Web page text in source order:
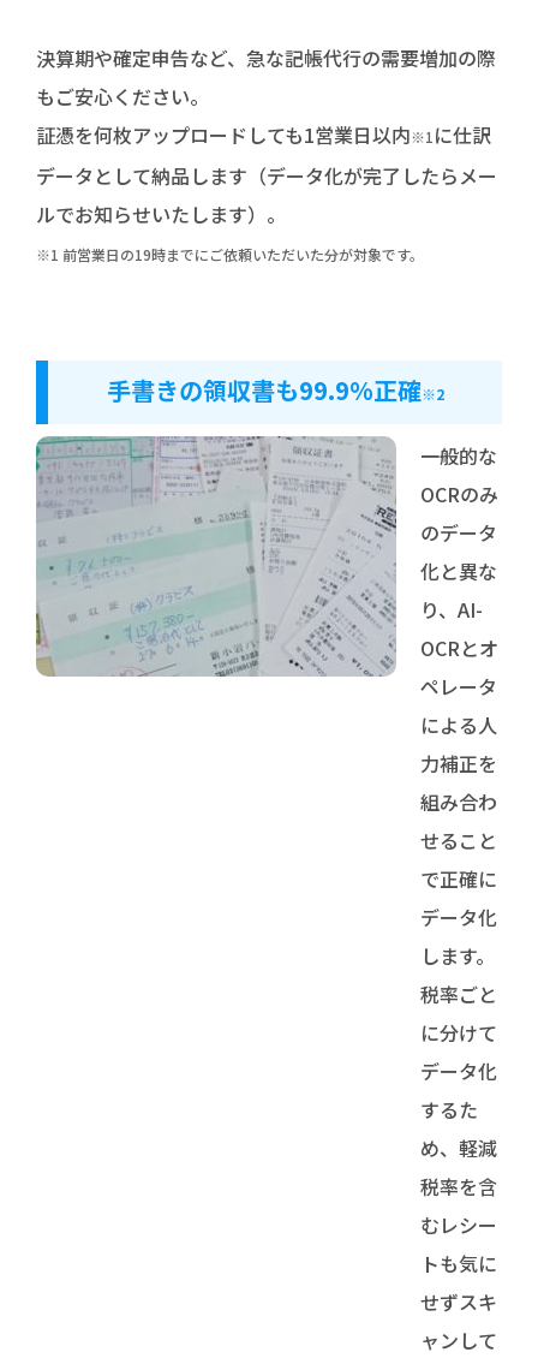
決算期や確定申告など、急な記帳代行の需要増加の際
もご安心ください。
証憑を何枚アップロードしても1営業日以内※1に仕訳
データとして納品します（データ化が完了したらメー
ルでお知らせいたします）。
※1 前営業日の19時までにご依頼いただいた分が対象です。
手書きの領収書も99.9%正確※2
一般的な
OCRのみ
のデータ
化と異な
り、AI-
OCRとオ
ペレータ
による人
力補正を
組み合わ
せること
で正確に
データ化
します。
税率ごと
に分けて
データ化
するた
め、軽減
税率を含
むレシー
トも気に
せずスキ
ャンして